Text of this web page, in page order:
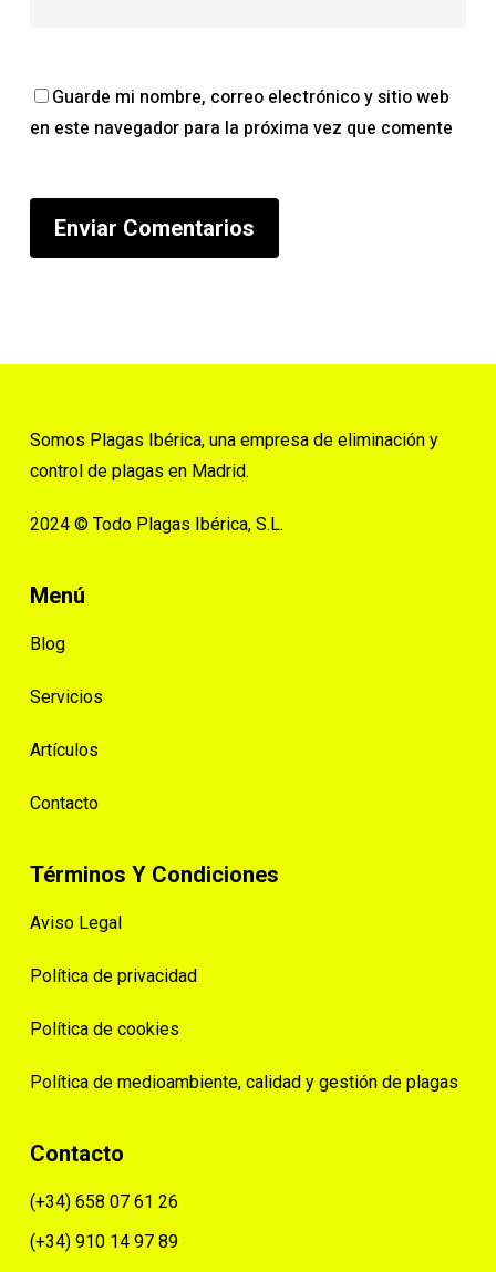
Guarde mi nombre, correo electrónico y sitio web
en este navegador para la próxima vez que comente
Somos Plagas Ibérica, una empresa de eliminación y
control de plagas en Madrid.
2024 © Todo Plagas Ibérica, S.L.
Menú
Blog
Servicios
Artículos
Contacto
Términos Y Condiciones
Aviso Legal
Política de privacidad
Política de cookies
Política de medioambiente, calidad y gestión de plagas
Contacto
(+34) 658 07 61 26
(+34) 910 14 97 89